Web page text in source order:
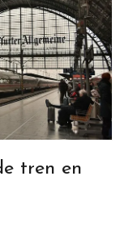
tren en